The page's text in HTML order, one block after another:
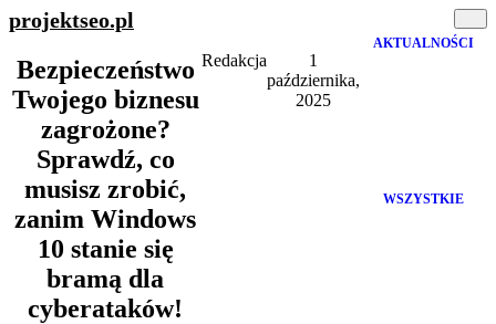
projektseo.pl
Bezpieczeństwo
Twojego biznesu
zagrożone?
Sprawdź, co
musisz zrobić,
zanim Windows
10 stanie się
bramą dla
cyberataków!
Redakcja
1
października,
2025
AKTUALNOŚCI
WSZYSTKIE